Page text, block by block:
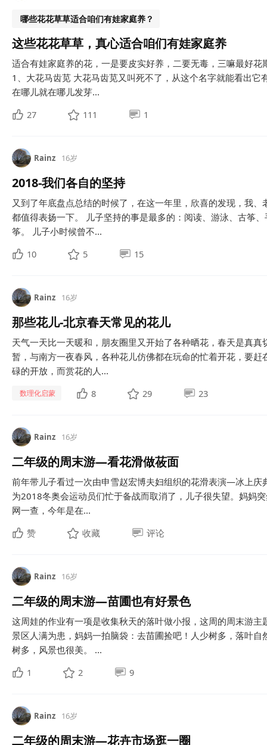
哪些花花草草适合咱们有娃家庭养？
这些花花草草，真心适合咱们有娃家庭养
适合有娃家庭养的花，一是要皮实好养，二要无毒，三嘛最好
1、大花马齿苋 大花马齿苋又叫死不了，从这个名字就能看出它
在哪儿就在哪儿发芽...
27
111 1
Rainz 16岁
2018-我们各自的坚持
又到了年底盘点总结的时候了，在这一年里，欣喜的发现，我
都值得表扬一下。 儿子坚持的事是最多的：阅读、游泳、古筝
筝。 儿子小时候曾不...
10
5 15
Rainz 16岁
那些花儿-北京春天常见的花儿
天气一天比一天暖和，朋友圈里又开始了各种晒花，春天是真
暂，与南方一夜春风，各种花儿仿佛都在玩命的忙着开花，要
碌的开放，而赏花的人...
数理化启蒙 8 29 23
Rainz 16岁
二年级的周末游—看花滑做莜面
前年带儿子看过一次由申雪赵宏博夫妇组织的花滑表演—冰上庆
为2018冬奥会运动员们忙于备战而取消了，儿子很失望。妈妈
网一查，今年是在...
赞
收藏 评论
Rainz 16岁
二年级的周末游—苗圃也有好景色
这周娃的作业有一项是收集秋天的落叶做小报，这周的周末游
景区人满为患，妈妈一拍脑袋：去苗圃捡吧！人少树多，落叶
树多，风景也很美。 ...
1
2 9
Rainz 16岁
二年级的周末游—花卉市场逛一圈